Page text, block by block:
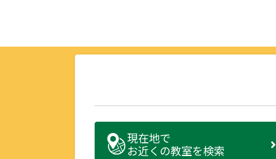
現在地で
お近くの教室を検索